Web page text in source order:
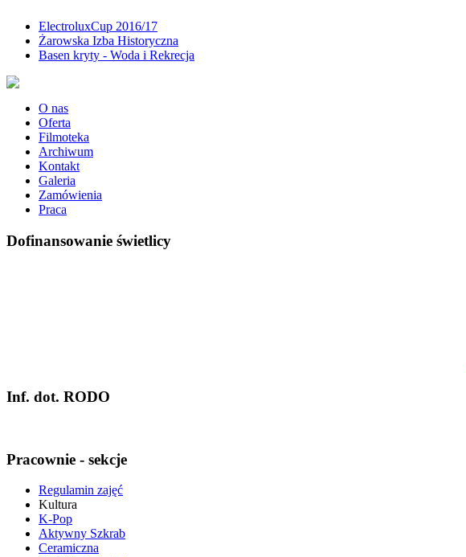
ElectroluxCup 2016/17
Żarowska Izba Historyczna
Basen kryty - Woda i Rekrecja
O nas
Oferta
Filmoteka
Archiwum
Kontakt
Galeria
Zamówienia
Praca
Dofinansowanie świetlicy
Inf. dot. RODO
Pracownie - sekcje
Regulamin zajęć
Kultura
K-Pop
Aktywny Szkrab
Ceramiczna